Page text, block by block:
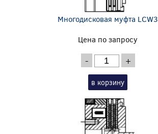
Многодисковая муфта LCW3
Цена по запросу
- +
в корзину